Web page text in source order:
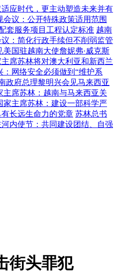
应时代，更主动塑造未来并有
会议：公开特殊政策适用范围
套服务项目工程认定标准 越南
：简化行政手续但不削弱监管
国驻越南大使詹妮弗·威克斯
席苏林将对澳大利亚和新西兰
：网络安全必须做到“维护系
政府总理黎明兴会见马来西亚
主席苏林：越南与马来西亚关
家主席苏林：建设一部科学严
长远生命力的党章 苏林总书
内使节：共同建设团结、自强
街头罪犯